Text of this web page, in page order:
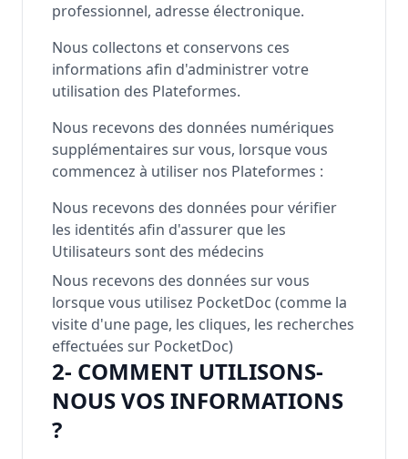
professionnel, adresse électronique.
Nous collectons et conservons ces
informations afin d'administrer votre
utilisation des Plateformes.
Nous recevons des données numériques
supplémentaires sur vous, lorsque vous
commencez à utiliser nos Plateformes :
Nous recevons des données pour vérifier
les identités afin d'assurer que les
Utilisateurs sont des médecins
Nous recevons des données sur vous
lorsque vous utilisez PocketDoc (comme la
visite d'une page, les cliques, les recherches
effectuées sur PocketDoc)
2- COMMENT UTILISONS-
NOUS VOS INFORMATIONS
?